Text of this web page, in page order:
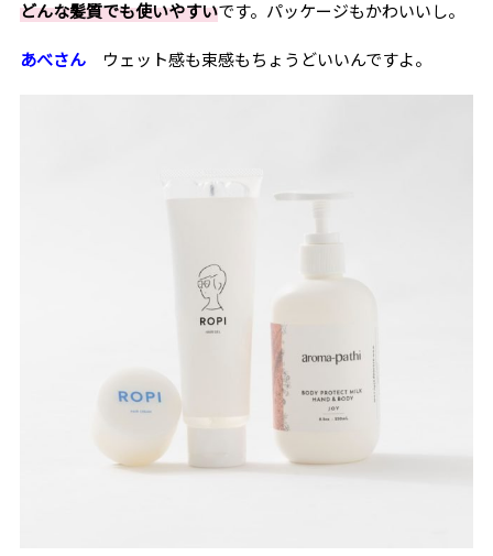
どんな髪質でも使いやすいです。パッケージもかわいいし。
あべさんウェット感も束感もちょうどいいんですよ。